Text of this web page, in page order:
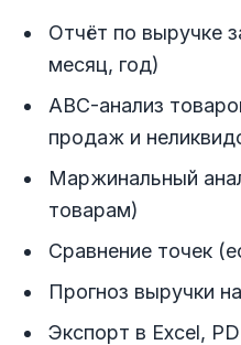
Отчёт по выручке
месяц, год)
ABC-анализ
продаж и
Маржинальный
товарам)
Сравнение точек
Прогноз выручки
Экспорт в Excel,